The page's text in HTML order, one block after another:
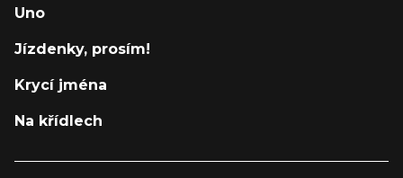
Uno
Jízdenky, prosím!
Krycí jména
Na křídlech